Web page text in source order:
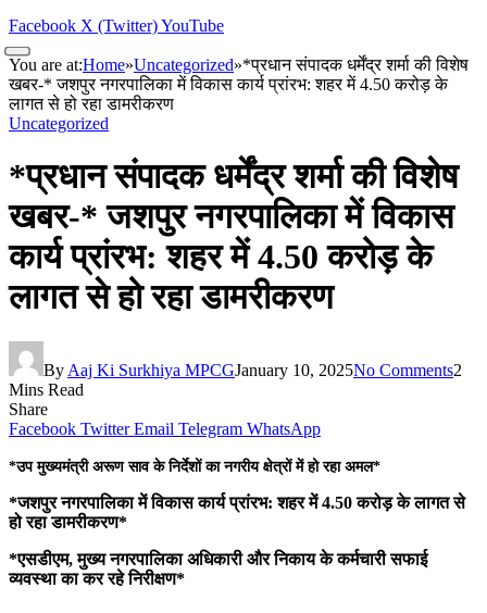
Facebook X (Twitter)YouTube
You are at:Home»Uncategorized»*प्रधान संपादक धर्मेंद्र शर्मा की विशेष
खबर-* जशपुर नगरपालिका में विकास कार्य प्रांरभ: शहर में 4.50 करोड़ के
लागत से हो रहा डामरीकरण
Uncategorized
*प्रधान संपादक धर्मेंद्र शर्मा की विशेष
खबर-* जशपुर नगरपालिका में विकास
कार्य प्रांरभ: शहर में 4.50 करोड़ के
लागत से हो रहा डामरीकरण
By Aaj Ki Surkhiya MPCGJanuary 10, 2025No Comments2
Mins Read
Share
Facebook Twitter Email Telegram WhatsApp
*उप मुख्यमंत्री अरूण साव के निर्देशों का नगरीय क्षेत्रों में हो रहा अमल*
*जशपुर नगरपालिका में विकास कार्य प्रांरभ: शहर में 4.50 करोड़ के लागत से
हो रहा डामरीकरण*
*एसडीएम, मुख्य नगरपालिका अधिकारी और निकाय के कर्मचारी सफाई
व्यवस्था का कर रहे निरीक्षण*